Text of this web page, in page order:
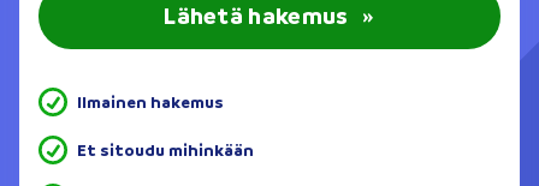
Lähetä hakemus »
Ilmainen hakemus
Et sitoudu mihinkään